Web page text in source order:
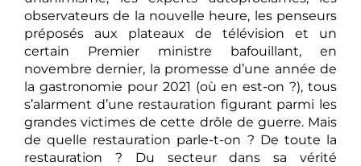
observateurs de la nouvelle heure, les penseurs
préposés aux plateaux de télévision et un
certain Premier ministre bafouillant, en
novembre dernier, la promesse d’une année de
la gastronomie pour 2021 (où en est-on ?), tous
s’alarment d’une restauration figurant parmi les
grandes victimes de cette drôle de guerre. Mais
de quelle restauration parle-t-on ? De toute la
restauration ? Du secteur dans sa vérité